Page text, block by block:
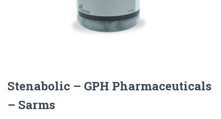
Stenabolic – GPH Pharmaceuticals
– Sarms